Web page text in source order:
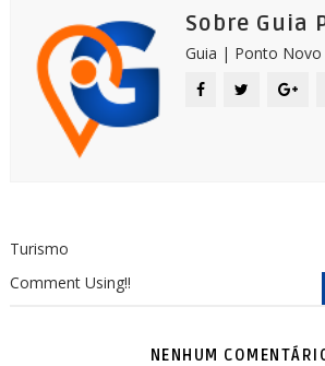
Sobre Guia
Guia | Ponto Novo
Turismo
Comment Using!!
NENHUM